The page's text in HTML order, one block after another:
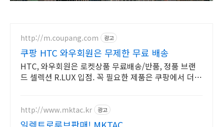
http://m.coupang.com 광고
쿠팡 HTC 와우회원은 무제한 무료 배송
HTC, 와우회원은 로켓상품 무료배송/반품, 정품 브랜
드 셀렉션 R.LUX 입점. 꼭 필요한 제품은 쿠팡에서 더
http://www.mktac.kr 광고